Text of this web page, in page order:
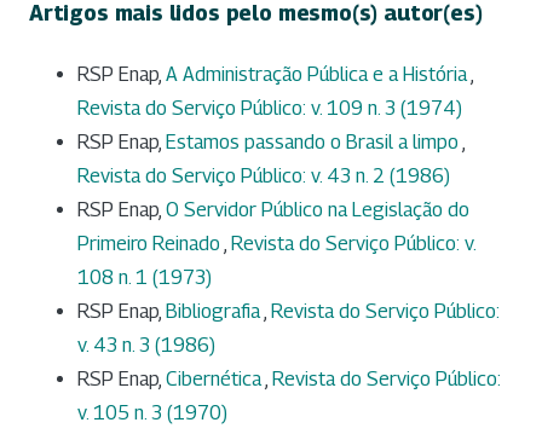
Artigos mais lidos pelo mesmo(s) autor(es)
RSP Enap, A Administração Pública e a História,
Revista do Serviço Público: v. 109 n. 3 (1974)
RSP Enap, Estamos passando o Brasil a limpo ,
Revista do Serviço Público: v. 43 n. 2 (1986)
RSP Enap, O Servidor Público na Legislação do
Primeiro Reinado , Revista do Serviço Público: v.
108 n. 1 (1973)
RSP Enap, Bibliografia, Revista do Serviço Público:
v. 43 n. 3 (1986)
RSP Enap, Cibernética, Revista do Serviço Público:
v. 105 n. 3 (1970)